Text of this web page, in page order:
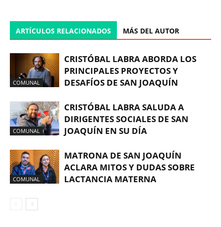
ARTÍCULOS RELACIONADOS MÁS DEL AUTOR
COMUNAL
CRISTÓBAL LABRA ABORDA LOS
PRINCIPALES PROYECTOS Y
DESAFÍOS DE SAN JOAQUÍN
COMUNAL
CRISTÓBAL LABRA SALUDA A
DIRIGENTES SOCIALES DE SAN
JOAQUÍN EN SU DÍA
COMUNAL
MATRONA DE SAN JOAQUÍN
ACLARA MITOS Y DUDAS SOBRE
LACTANCIA MATERNA